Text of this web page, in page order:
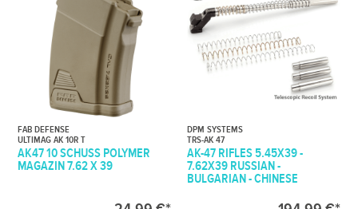
FAB DEFENSE
ULTIMAG AK 10R T
AK47 10 SCHUSS POLYMER
MAGAZIN 7.62 X 39
DPM SYSTEMS
TRS-AK 47
AK-47 RIFLES 5.45X39 -
7.62X39 RUSSIAN -
BULGARIAN - CHINESE